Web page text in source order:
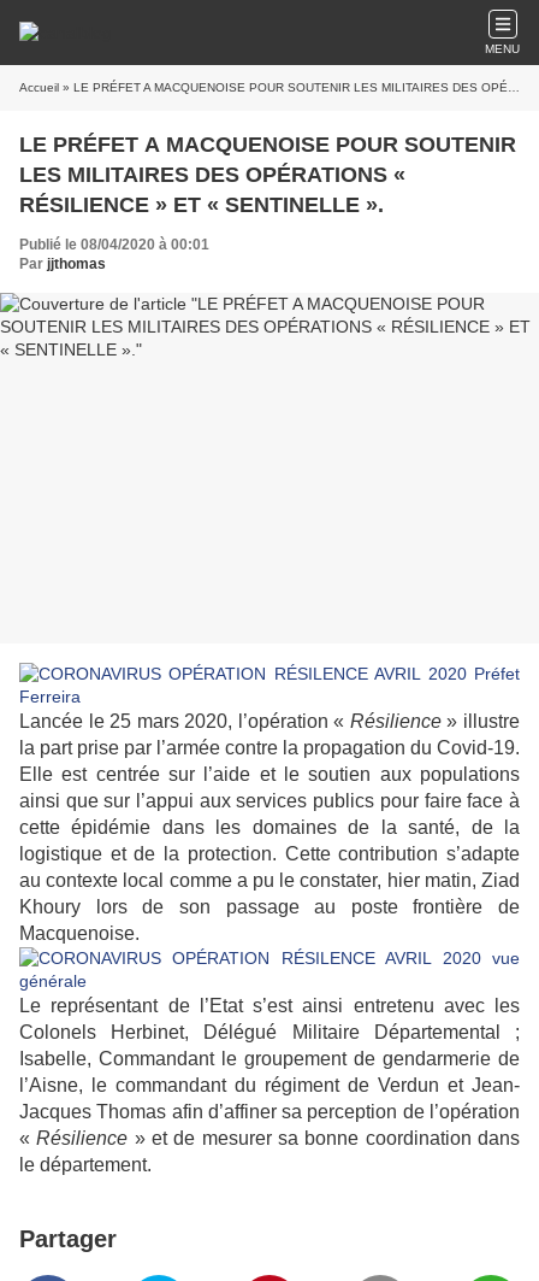
MENU
Accueil » LE PRÉFET A MACQUENOISE POUR SOUTENIR LES MILITAIRES DES OPÉRATIONS « RÉSILIENCE » ET « SENTINELLE ».
LE PRÉFET A MACQUENOISE POUR SOUTENIR
LES MILITAIRES DES OPÉRATIONS «
RÉSILIENCE » ET « SENTINELLE ».
Publié le 08/04/2020 à 00:01
Par jjthomas
Lancée le 25 mars 2020, l’opération « Résilience» illustre
la part prise par l’armée contre la propagation du Covid-19.
Elle est centrée sur l’aide et le soutien aux populations
ainsi que sur l’appui aux services publics pour faire face à
cette épidémie dans les domaines de la santé, de la
logistique et de la protection. Cette contribution s’adapte
au contexte local comme a pu le constater, hier matin, Ziad
Khoury lors de son passage au poste frontière de
Macquenoise.
Le représentant de l’Etat s’est ainsi entretenu avec les
Colonels Herbinet, Délégué Militaire Départemental ;
Isabelle, Commandant le groupement de gendarmerie de
l’Aisne, le commandant du régiment de Verdun et Jean-
Jacques Thomas afin d’affiner sa perception de l’opération
«Résilience » et de mesurer sa bonne coordination dans
le département.
Partager